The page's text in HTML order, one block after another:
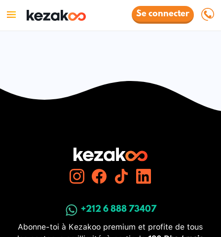
Se connecter
+212 6 888 73407
Abonne-toi à Kezakoo premium et profite de tous